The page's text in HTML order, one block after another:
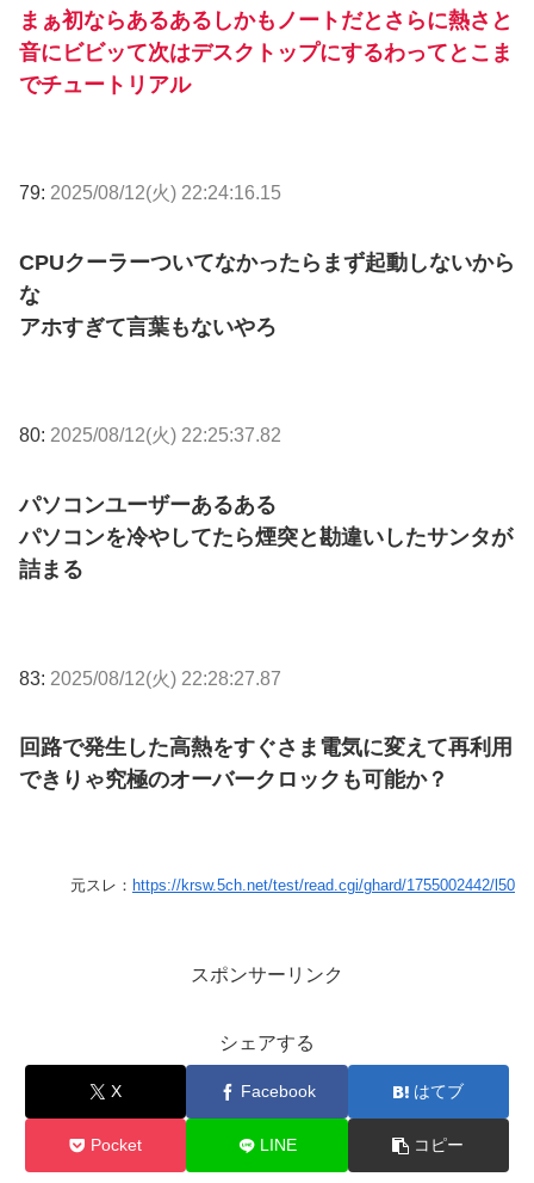
まぁ初ならあるあるしかもノートだとさらに熱さと
音にビビッて次はデスクトップにするわってとこま
でチュートリアル
79: 2025/08/12(火) 22:24:16.15
CPUクーラーついてなかったらまず起動しないから
な
アホすぎて言葉もないやろ
80: 2025/08/12(火) 22:25:37.82
パソコンユーザーあるある
パソコンを冷やしてたら煙突と勘違いしたサンタが
詰まる
83: 2025/08/12(火) 22:28:27.87
回路で発生した高熱をすぐさま電気に変えて再利用
できりゃ究極のオーバークロックも可能か？
元スレ： https://krsw.5ch.net/test/read.cgi/ghard/1755002442/l50
スポンサーリンク
シェアする
X Facebook はてブ
Pocket LINE コピー